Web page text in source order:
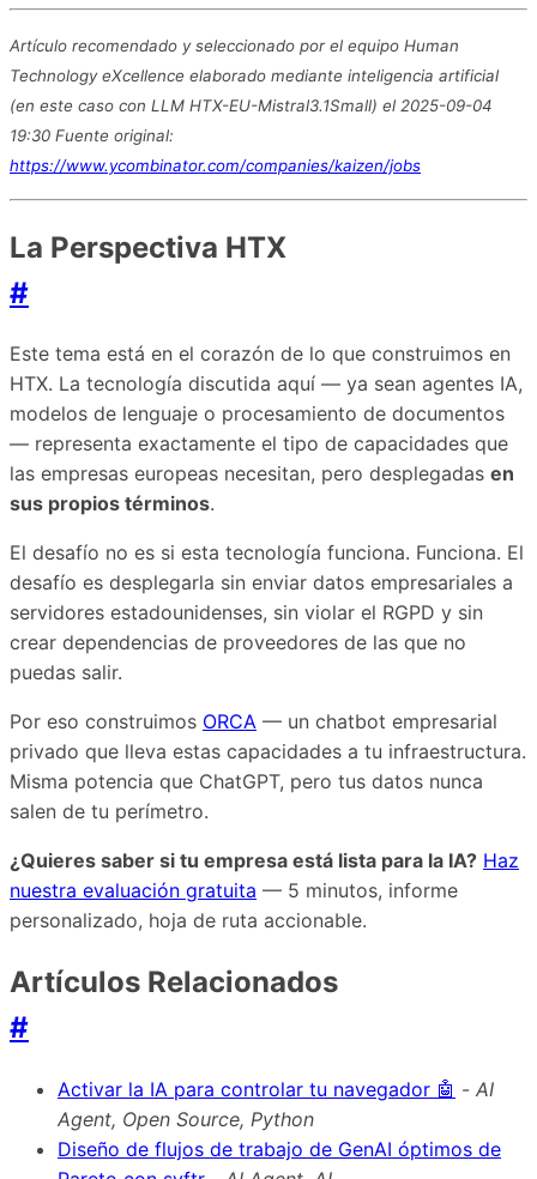
Artículo recomendado y seleccionado por el equipo Human
Technology eXcellence elaborado mediante inteligencia artificial
(en este caso con LLM HTX-EU-Mistral3.1Small) el 2025-09-04
19:30 Fuente original:
https://www.ycombinator.com/companies/kaizen/jobs
La Perspectiva HTX
#
Este tema está en el corazón de lo que construimos en
HTX. La tecnología discutida aquí — ya sean agentes IA,
modelos de lenguaje o procesamiento de documentos
— representa exactamente el tipo de capacidades que
las empresas europeas necesitan, pero desplegadas en
sus propios términos.
El desafío no es si esta tecnología funciona. Funciona. El
desafío es desplegarla sin enviar datos empresariales a
servidores estadounidenses, sin violar el RGPD y sin
crear dependencias de proveedores de las que no
puedas salir.
Por eso construimos ORCA — un chatbot empresarial
privado que lleva estas capacidades a tu infraestructura.
Misma potencia que ChatGPT, pero tus datos nunca
salen de tu perímetro.
¿Quieres saber si tu empresa está lista para la IA? Haz
nuestra evaluación gratuita — 5 minutos, informe
personalizado, hoja de ruta accionable.
Artículos Relacionados
#
Activar la IA para controlar tu navegador 🤖 - AI
Agent, Open Source, Python
Diseño de flujos de trabajo de GenAI óptimos de